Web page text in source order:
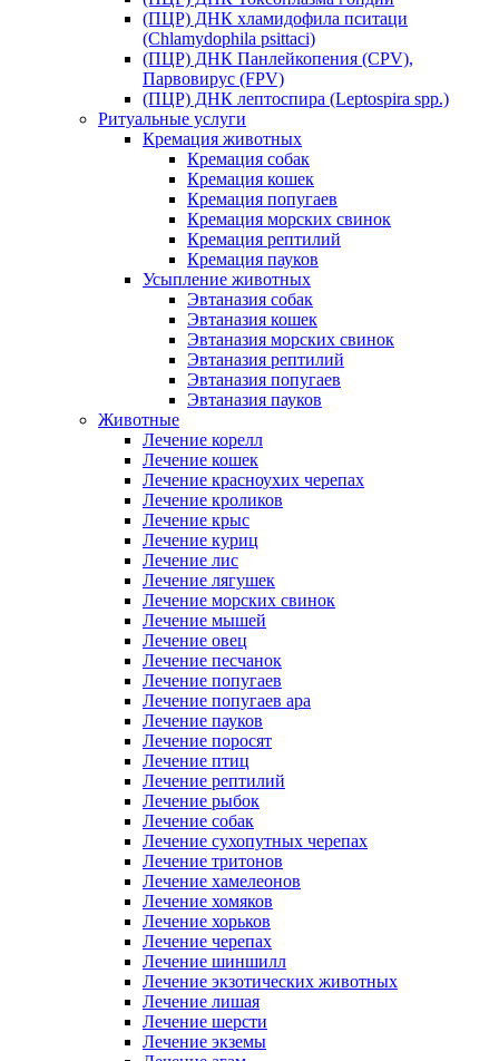
(ПЦР) ДНК хламидофила пситаци
(Chlamydophila psittaci)
(ПЦР) ДНК Панлейкопения (CPV),
Парвовирус (FPV)
(ПЦР) ДНК лептоспира (Leptospira spp.)
Ритуальные услуги
Кремация животных
Кремация собак
Кремация кошек
Кремация попугаев
Кремация морских свинок
Кремация рептилий
Кремация пауков
Усыпление животных
Эвтаназия собак
Эвтаназия кошек
Эвтаназия морских свинок
Эвтаназия рептилий
Эвтаназия попугаев
Эвтаназия пауков
Животные
Лечение корелл
Лечение кошек
Лечение красноухих черепах
Лечение кроликов
Лечение крыс
Лечение куриц
Лечение лис
Лечение лягушек
Лечение морских свинок
Лечение мышей
Лечение овец
Лечение песчанок
Лечение попугаев
Лечение попугаев ара
Лечение пауков
Лечение поросят
Лечение птиц
Лечение рептилий
Лечение рыбок
Лечение собак
Лечение сухопутных черепах
Лечение тритонов
Лечение хамелеонов
Лечение хомяков
Лечение хорьков
Лечение черепах
Лечение шиншилл
Лечение экзотических животных
Лечение лишая
Лечение шерсти
Лечение экземы